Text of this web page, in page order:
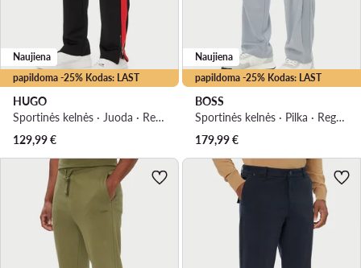
papildoma -25% Kodas: LAST
Naujiena
HUGO
Sportinės kelnės · Juoda · Relaxed Fit
129,99€
papildoma -25% Kodas: LAST
Naujiena
BOSS
Sportinės kelnės · Pilka · Regular Fit
179,99€